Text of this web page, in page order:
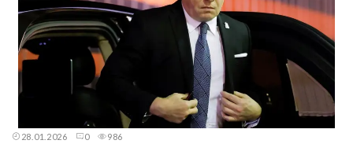
28.01.2026 0 986